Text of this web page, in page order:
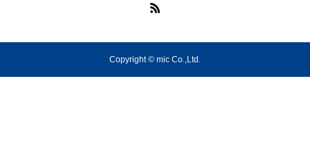
Copyright © mic Co.,Ltd.